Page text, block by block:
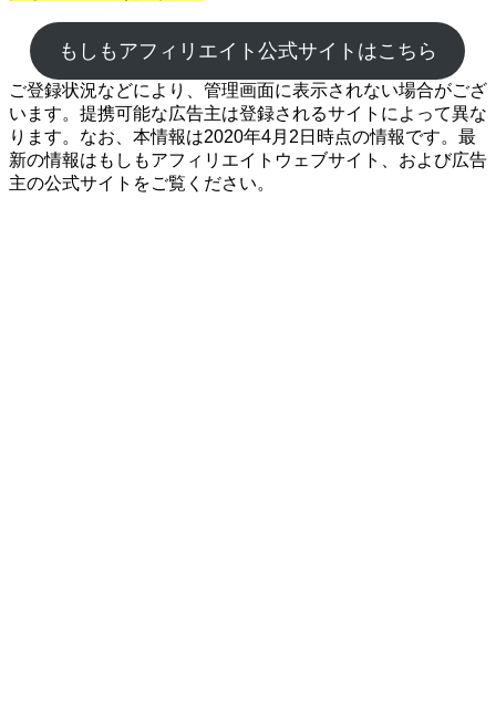
もしもアフィリエイト公式サイトはこちら
ご登録状況などにより、管理画面に表示されない場合がござ
います。提携可能な広告主は登録されるサイトによって異な
ります。なお、本情報は2020年4月2日時点の情報です。最
新の情報はもしもアフィリエイトウェブサイト、および広告
主の公式サイトをご覧ください。